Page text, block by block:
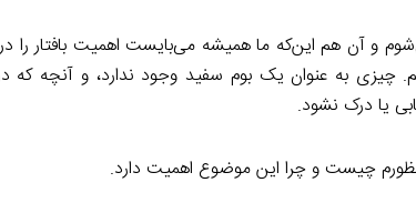
و آن هم این‌که ما همیشه می‌بایست اهمیت بافتار را در
چیزی به عنوان یک بوم سفید وجود ندارد، و آنچه
یا درک نشود.
چیست و چرا این موضوع اهمیت دارد.